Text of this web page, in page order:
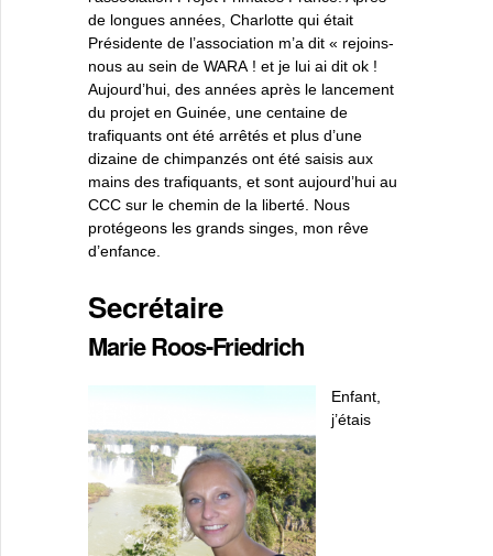
de longues années, Charlotte qui était
Présidente de l’association m’a dit « rejoins-
nous au sein de WARA ! et je lui ai dit ok !
Aujourd’hui, des années après le lancement
du projet en Guinée, une centaine de
trafiquants ont été arrêtés et plus d’une
dizaine de chimpanzés ont été saisis aux
mains des trafiquants, et sont aujourd’hui au
CCC sur le chemin de la liberté. Nous
protégeons les grands singes, mon rêve
d’enfance.
Secrétaire
Marie Roos-Friedrich
Enfant,
j’étais